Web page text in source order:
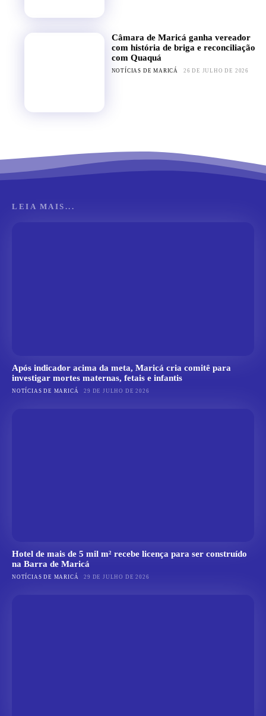
Câmara de Maricá ganha vereador
com história de briga e reconciliação
com Quaquá
NOTÍCIAS DE MARICÁ 26 DE JULHO DE 2026
LEIA MAIS...
Após indicador acima da meta, Maricá cria comitê para
investigar mortes maternas, fetais e infantis
NOTÍCIAS DE MARICÁ 29 DE JULHO DE 2026
Hotel de mais de 5 mil m² recebe licença para ser construído
na Barra de Maricá
NOTÍCIAS DE MARICÁ 29 DE JULHO DE 2026